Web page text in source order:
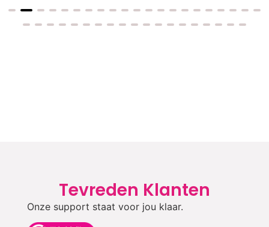
Tevreden Klanten
Onze support staat voor jou klaar.